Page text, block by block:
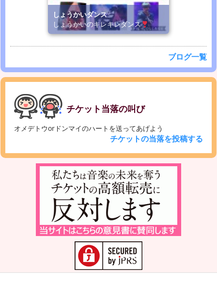
しょうかいダンス
しょうかいのキレキレダンス
ブログ一覧
チケット当落の叫び
オメデトウorドンマイのハートを送ってあげよう
チケットの当落を投稿する